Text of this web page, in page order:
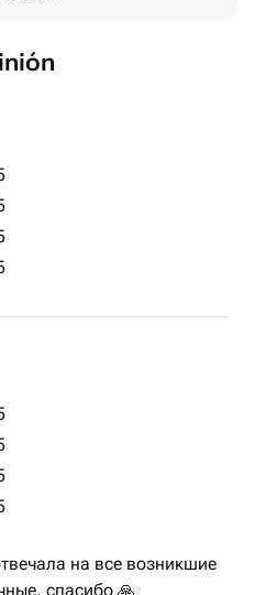
открыткой!
на все возникшие
спасибо 🙏